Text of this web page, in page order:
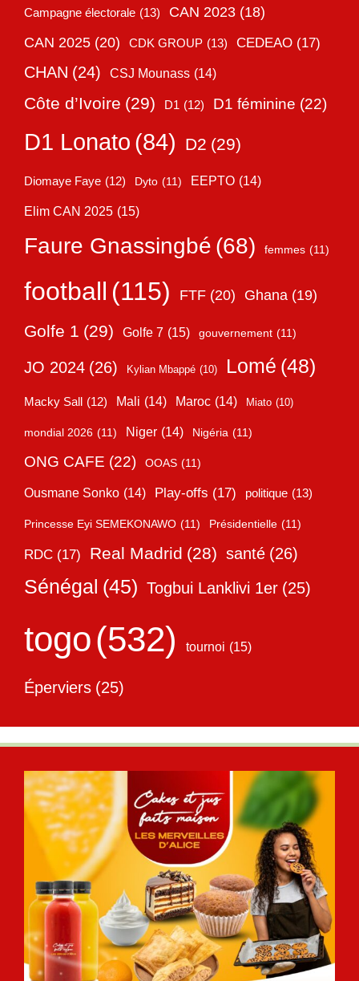
Campagne électorale (13) CAN 2023 (18)
CAN 2025 (20) CDK GROUP (13) CEDEAO (17)
CHAN (24) CSJ Mounass (14)
Côte d’Ivoire (29) D1 (12) D1 féminine (22)
D1 Lonato (84) D2 (29)
Diomaye Faye (12) Dyto (11) EEPTO (14)
Elim CAN 2025 (15)
Faure Gnassingbé (68) femmes (11)
football (115) FTF (20) Ghana (19)
Golfe 1 (29) Golfe 7 (15) gouvernement (11)
JO 2024 (26) Kylian Mbappé (10) Lomé (48)
Macky Sall (12) Mali (14) Maroc (14) Miato (10)
mondial 2026 (11) Niger (14) Nigéria (11)
ONG CAFE (22) OOAS (11)
Ousmane Sonko (14) Play-offs (17) politique (13)
Princesse Eyi SEMEKONAWO (11) Présidentielle (11)
RDC (17) Real Madrid (28) santé (26)
Sénégal (45) Togbui Lanklivi 1er (25)
togo(532) tournoi (15)
Éperviers (25)